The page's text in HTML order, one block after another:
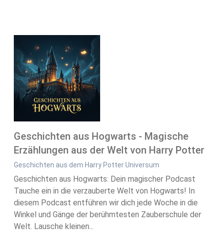
Geschichten aus Hogwarts - Magische
Erzählungen aus der Welt von Harry Potter
Geschichten aus dem Harry Potter Universum
Geschichten aus Hogwarts: Dein magischer Podcast
Tauche ein in die verzauberte Welt von Hogwarts! In
diesem Podcast entführen wir dich jede Woche in die
Winkel und Gänge der berühmtesten Zauberschule der
Welt. Lausche kleinen...